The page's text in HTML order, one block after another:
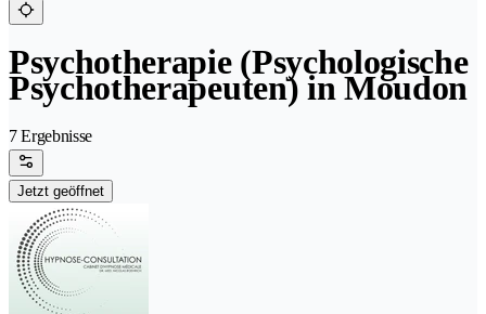
Psychotherapie (Psychologische
Psychotherapeuten) in Moudon
7 Ergebnisse
Jetzt geöffnet